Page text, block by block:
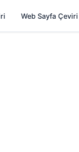
Web Sayfa Çeviri